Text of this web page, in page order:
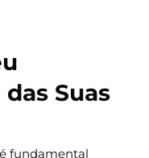
Suas
fundamental